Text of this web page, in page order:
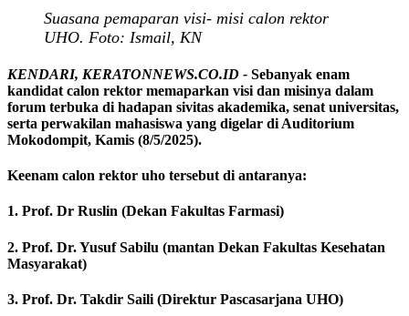
Suasana pemaparan visi- misi calon rektor
UHO. Foto: Ismail, KN
KENDARI, KERATONNEWS.CO.ID - Sebanyak enam
kandidat calon rektor memaparkan visi dan misinya dalam
forum terbuka di hadapan sivitas akademika, senat universitas,
serta perwakilan mahasiswa yang digelar di Auditorium
Mokodompit, Kamis (8/5/2025).
Keenam calon rektor uho tersebut di antaranya:
1. Prof. Dr Ruslin (Dekan Fakultas Farmasi)
2. Prof. Dr. Yusuf Sabilu (mantan Dekan Fakultas Kesehatan
Masyarakat)
3. Prof. Dr. Takdir Saili (Direktur Pascasarjana UHO)